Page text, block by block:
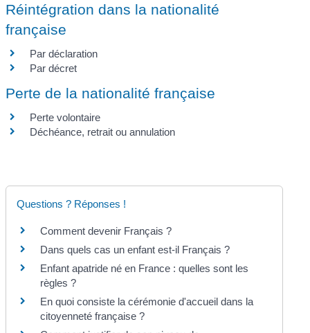
Réintégration dans la nationalité
française
Par déclaration
Par décret
Perte de la nationalité française
Perte volontaire
Déchéance, retrait ou annulation
Questions ? Réponses !
Comment devenir Français ?
Dans quels cas un enfant est-il Français ?
Enfant apatride né en France : quelles sont les
règles ?
En quoi consiste la cérémonie d'accueil dans la
citoyenneté française ?